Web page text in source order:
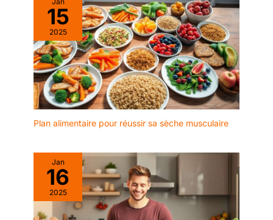
15
2025
Plan alimentaire pour réussir sa sèche musculaire
Jan
16
2025